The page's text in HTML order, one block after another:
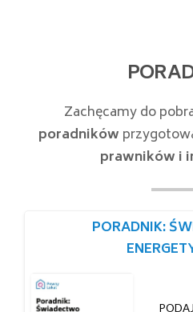
Zachęcamy do
poradników
prawników i
PORADNIK: